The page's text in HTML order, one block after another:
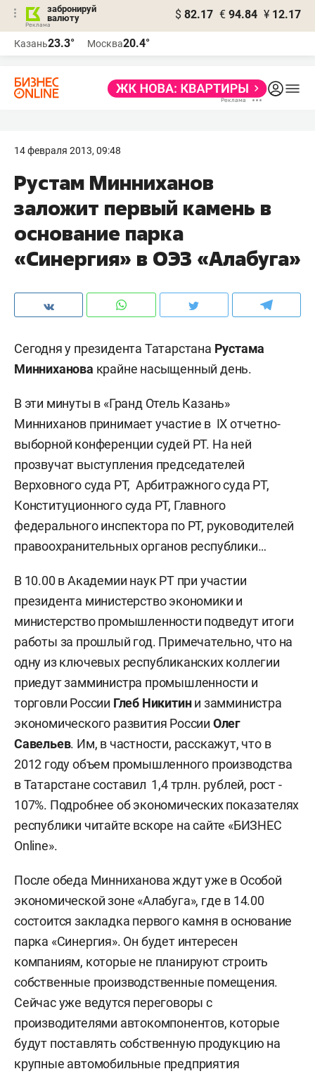
забронируй
валюту
$ 82.17 € 94.84 ¥ 12.17
Казань23.3° Москва20.4°
14 февраля 2013, 09:48
Рустам Минниханов
заложит первый камень в
основание парка
«Синергия» в ОЭЗ «Алабуга»
Сегодня у президента Татарстана Рустама
Минниханова крайне насыщенный день.
В эти минуты в «Гранд Отель Казань»
Минниханов принимает участие в IX отчетно-
выборной конференции судей РТ. На ней
прозвучат выступления председателей
Верховного суда РТ, Арбитражного суда РТ,
Конституционного суда РТ, Главного
федерального инспектора по РТ, руководителей
правоохранительных органов республики…
В 10.00 в Академии наук РТ при участии
президента министерство экономики и
министерство промышленности подведут итоги
работы за прошлый год. Примечательно, что на
одну из ключевых республиканских коллегии
приедут замминистра промышленности и
торговли России Глеб Никитини замминистра
экономического развития России Олег
Савельев. Им, в частности, расскажут, что в
2012 году объем промышленного производства
в Татарстане составил 1,4 трлн. рублей, рост -
107%. Подробнее об экономических показателях
республики читайте вскоре на сайте «БИЗНЕС
Online».
После обеда Минниханова ждут уже в Особой
экономической зоне «Алабуга», где в 14.00
состоится закладка первого камня в основание
парка «Синергия». Он будет интересен
компаниям, которые не планируют строить
собственные производственные помещения.
Сейчас уже ведутся переговоры с
производителями автокомпонентов, которые
будут поставлять собственную продукцию на
крупные автомобильные предприятия